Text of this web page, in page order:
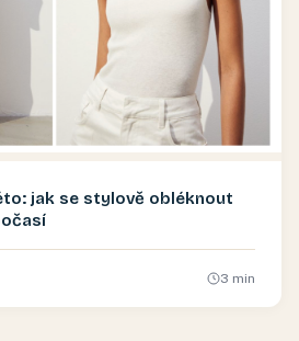
jak se stylově obléknout
3 min